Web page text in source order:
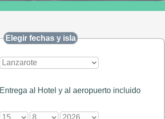
Elegir fechas y isla
Entrega al Hotel y al aeropuerto incluido